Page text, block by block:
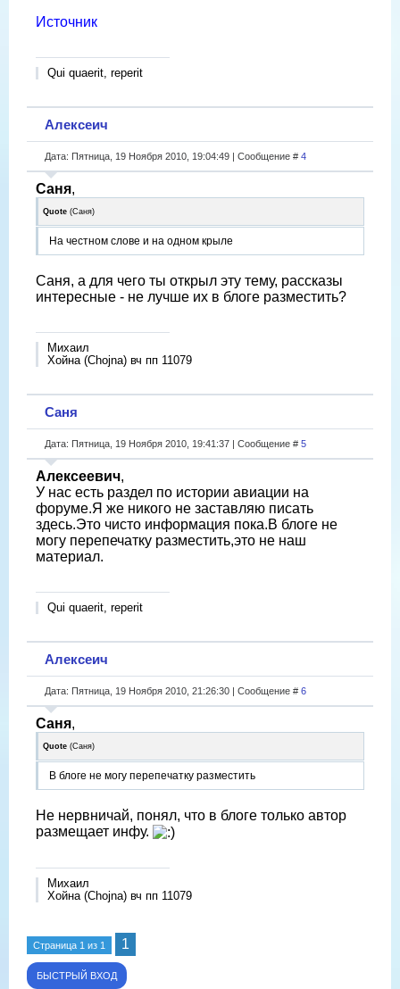
Источник
Qui quaerit, reperit
Алексеич
Дата: Пятница, 19 Ноября 2010, 19:04:49 | Сообщение # 4
Саня,
Quote (Саня)
На честном слове и на одном крыле
Саня, а для чего ты открыл эту тему, рассказы
интересные - не лучше их в блоге разместить?
Михаил
Хойна (Chojna) вч пп 11079
Саня
Дата: Пятница, 19 Ноября 2010, 19:41:37 | Сообщение # 5
Алексеевич,
У нас есть раздел по истории авиации на
форуме.Я же никого не заставляю писать
здесь.Это чисто информация пока.В блоге не
могу перепечатку разместить,это не наш
материал.
Qui quaerit, reperit
Алексеич
Дата: Пятница, 19 Ноября 2010, 21:26:30 | Сообщение # 6
Саня,
Quote (Саня)
В блоге не могу перепечатку разместить
Не нервничай, понял, что в блоге только автор
размещает инфу.
Михаил
Хойна (Chojna) вч пп 11079
Страница 1 из 1 1